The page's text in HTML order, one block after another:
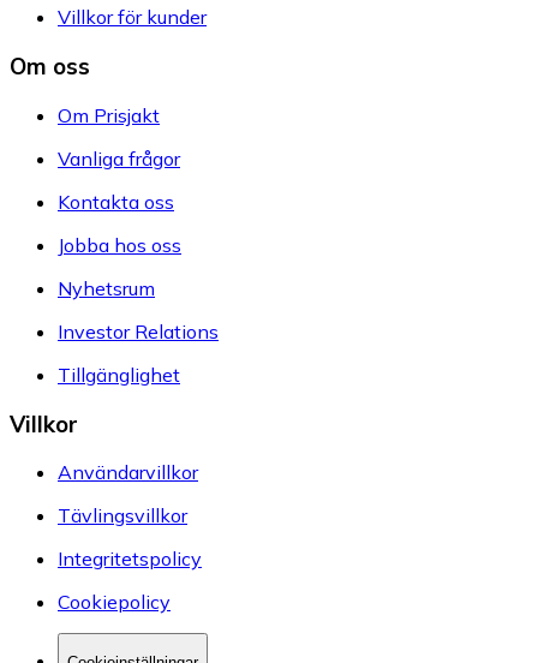
Villkor för kunder
Om oss
Om Prisjakt
Vanliga frågor
Kontakta oss
Jobba hos oss
Nyhetsrum
Investor Relations
Tillgänglighet
Villkor
Användarvillkor
Tävlingsvillkor
Integritetspolicy
Cookiepolicy